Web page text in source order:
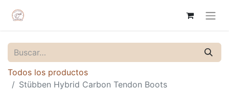
Todos los productos
Stübben Hybrid Carbon Tendon Boots